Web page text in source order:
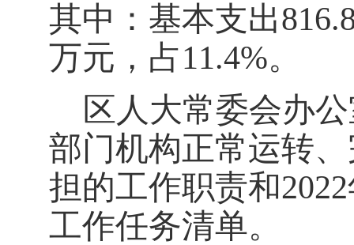
其中：基本支出
万元，占11.4%。
区人大常委会办
部门机构正常运转
担的工作职责和2022
工作任务清单。